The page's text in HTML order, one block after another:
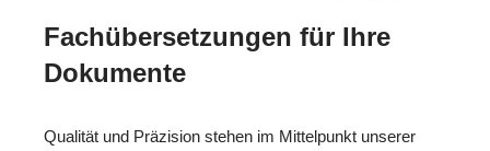
Fachübersetzungen für Ihre
Dokumente
Qualität und Präzision stehen im Mittelpunkt unserer